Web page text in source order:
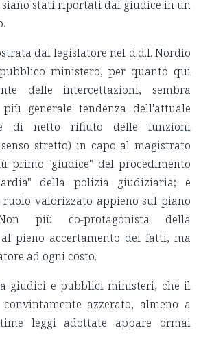
stati riportati dal giudice in un
dal legislatore nel d.d.l. Nordio
ministero, per quanto qui
delle intercettazioni, sembra
generale tendenza dell'attuale
di netto rifiuto delle funzioni
stretto) in capo al magistrato
primo "giudice" del procedimento
della polizia giudiziaria; e
valorizzato appieno sul piano
più co-protagonista della
pieno accertamento dei fatti, ma
ad ogni costo.
giudici e pubblici ministeri, che il
convintamente azzerato, almeno a
leggi adottate appare ormai